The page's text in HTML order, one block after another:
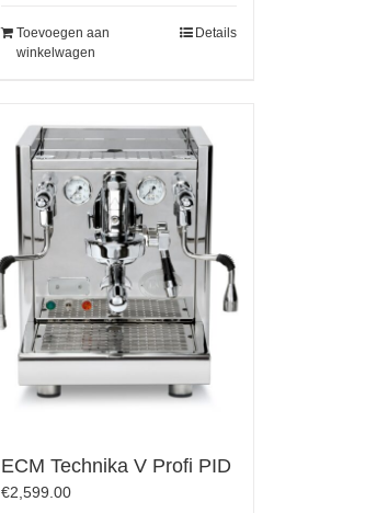
Toevoegen aan
winkelwagen
Details
ECM Technika V Profi PID
€2,599.00